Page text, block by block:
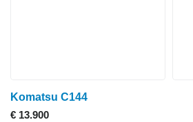
Komatsu C144
€ 13.900